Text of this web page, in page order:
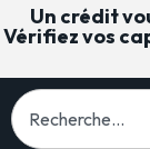
Un crédit
Vérifiez vos